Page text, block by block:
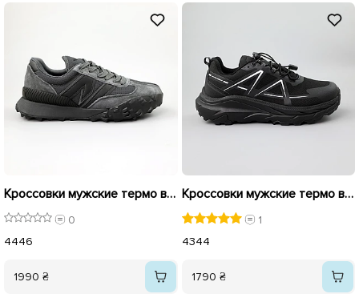
Кроссовки мужские термо влагостойкие 590252 Серые
0
4446
1990 ₴
Кроссовки мужские термо влагостойкие 590209 Черные
1
4344
1790 ₴